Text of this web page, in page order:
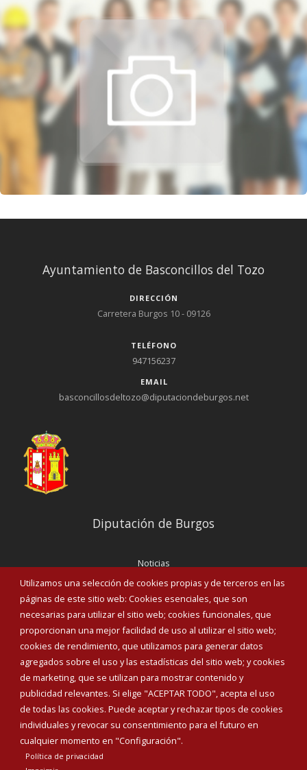
Utilizamos una selección de cookies propias y de terceros en las
páginas de este sitio web: Cookies esenciales, que son
necesarias para utilizar el sitio web; cookies funcionales, que
proporcionan una mejor facilidad de uso al utilizar el sitio web;
cookies de rendimiento, que utilizamos para generar datos
agregados sobre el uso y las estadísticas del sitio web; y cookies
de marketing, que se utilizan para mostrar contenido y
publicidad relevantes. Si elige "ACEPTAR TODO", acepta el uso
de todas las cookies. Puede aceptar y rechazar tipos de cookies
individuales y revocar su consentimiento para el futuro en
cualquier momento en "Configuración".
Política de privacidad
Ayuntamiento de Basconcillos del Tozo
DIRECCIÓN
Carretera Burgos 10 - 09126
TELÉFONO
947156237
EMAIL
basconcillosdeltozo@diputaciondeburgos.net
Diputación de Burgos
Noticias
Eventos
Corporación Municipal
Teléfonos de interés
INICIAR SESIÓN
MAPA WEB